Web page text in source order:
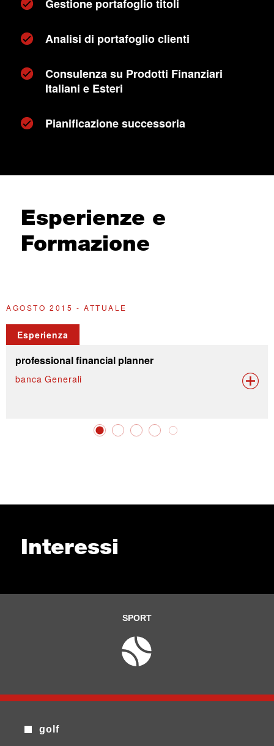
Gestione portafoglio titoli
Analisi di portafoglio clienti
Consulenza su Prodotti Finanziari
Italiani e Esteri
Pianificazione successoria
Esperienze e
Formazione
AGOSTO 2015 - ATTUALE
Esperienza
professional financial planner
banca Generali
Interessi
SPORT
golf